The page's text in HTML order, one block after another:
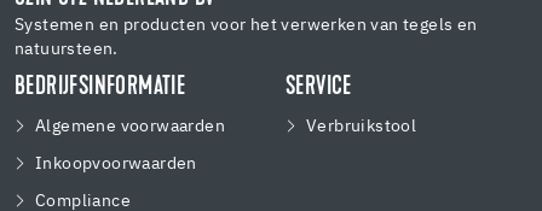
Systemen en producten voor het verwerken van tegels en
natuursteen.
BEDRIJFSINFORMATIE
Algemene voorwaarden
Inkoopvoorwaarden
Compliance
SERVICE
Verbruikstool